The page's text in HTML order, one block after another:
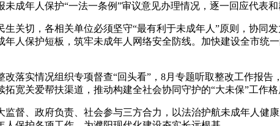
成年人保护“一法一条例”审议意见办理情况，逐一回应代表和
切，各相关单位必须坚守“最有利于未成年人”原则，协同
人保护短板，筑牢未成年人网络安全防线。加快建设全市统
实情况组织专项督查“回头看”，8月专题听取整改工作报告
宽关爱帮扶渠道，推动构建全社会协同守护的“大未保”工作格
、政府负责、社会参与三方合力，以法治护航未成年人健